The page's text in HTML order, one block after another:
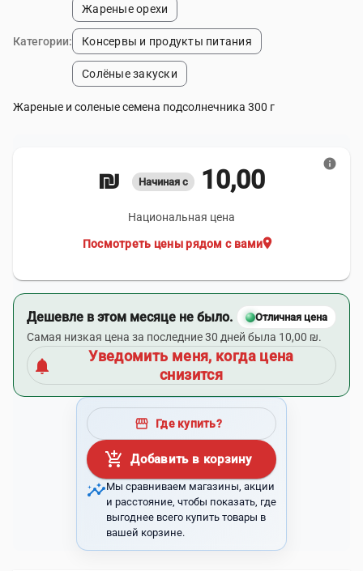
Категории:
Жареные орехи
Консервы и продукты питания
Солёные закуски
Жареные и соленые семена подсолнечника 300 г
Начиная с 10,00 ₪
Национальная цена
location_on
Посмотреть цены рядом с вами
info
Дешевле в этом месяце не было. Отличная цена
Самая низкая цена за последние 30 дней была 10,00 ₪.
notifications
Уведомить меня, когда цена
снизится
storefront Где купить?
add_shopping_cart Добавить в корзину
insightsМы сравниваем магазины, акции
и расстояние, чтобы показать, где
выгоднее всего купить товары в
вашей корзине.